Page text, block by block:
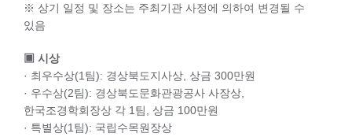
※ 상기 일정 및 장소는 주최기관 사정에 의하여 변경될 수
있음
▣ 시상
· 최우수상(1팀): 경상북도지사상, 상금 300만원
· 우수상(2팀): 경상북도문화관광공사 사장상,
한국조경학회장상 각 1팀, 상금 100만원
· 특별상(1팀): 국립수목원장상